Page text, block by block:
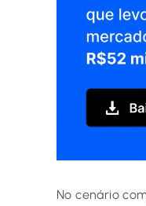
No cenário